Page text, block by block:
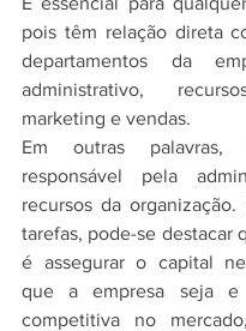
pois têm relação direta
departamentos da
administrativo,
marketing e vendas.
Em outras
responsável pela
recursos da organização.
tarefas, pode-se destacar
é assegurar o capital
que a empresa seja e
competitiva no